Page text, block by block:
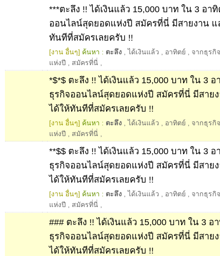
***ตะลึง !! ได้เงินแล้ว 15,000 บาท ใน 3 อา
ออนไลน์สุดยอดแห่งปี สมัครที่นี่ มีสายงาน แ
ทันทีที่สมัครเลยครับ !!
[งาน อื่นๆ] ค้นหา : ตะลึง ,ได้เงินแล้ว อาทิตย์
จากธุรกิ
แห่งปี
สมัครที่นี่
*$*$ ตะลึง !! ได้เงินแล้ว 15,000 บาท ใน 3
ธุรกิจออนไลน์สุดยอดแห่งปี สมัครที่นี่ มีสาย
ได้ให้ทันทีที่สมัครเลยครับ !!
[งาน อื่นๆ] ค้นหา : ตะลึง ,ได้เงินแล้ว อาทิตย์
จากธุรกิ
แห่งปี
สมัครที่นี่
**$$ ตะลึง !! ได้เงินแล้ว 15,000 บาท ใน 3
ธุรกิจออนไลน์สุดยอดแห่งปี สมัครที่นี่ มีสาย
ได้ให้ทันทีที่สมัครเลยครับ !!
[งาน อื่นๆ] ค้นหา : ตะลึง ,ได้เงินแล้ว อาทิตย์
จากธุรกิ
แห่งปี
สมัครที่นี่
### ตะลึง !! ได้เงินแล้ว 15,000 บาท ใน 3 อ
ธุรกิจออนไลน์สุดยอดแห่งปี สมัครที่นี่ มีสาย
ได้ให้ทันทีที่สมัครเลยครับ !!